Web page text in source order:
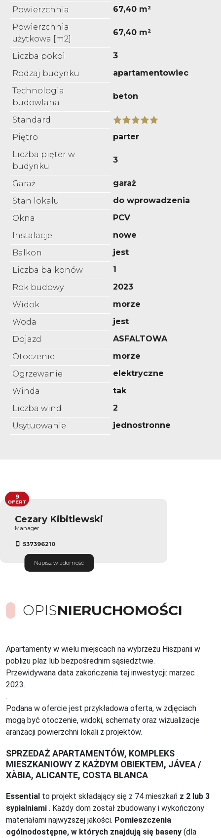
Powierzchnia
67,40 m²
Powierzchnia
użytkowa [m2]
67,40 m²
Liczba pokoi
3
Rodzaj budynku
apartamentowiec
Technologia
budowlana
beton
Standard
Piętro
parter
Liczba pięter w
budynku
3
Garaż
garaż
Stan lokalu
do wprowadzenia
Okna
PCV
Instalacje
nowe
Balkon
jest
Liczba balkonów
1
Rok budowy
2023
Widok
morze
Woda
jest
Dojazd
ASFALTOWA
Otoczenie
morze
Ogrzewanie
elektryczne
Winda
tak
Liczba wind
2
Usytuowanie
jednostronne
Cezary Kibitlewski
Manager
537396210
Napisz wiadomość
9
OFERT
OPISNIERUCHOMOŚCI
Apartamenty w wielu miejscach na wybrzeżu Hiszpanii w
pobliżu plaż lub bezpośrednim sąsiedztwie.
Przewidywana data zakończenia tej inwestycji: marzec
2023.
.
Podana w ofercie jest przykładowa oferta, w zdjęciach
mogą być otoczenie, widoki, schematy oraz wizualizacje
aranżacji powierzchni lokali z projektów.
SPRZEDAŻ APARTAMENTÓW, KOMPLEKS
MIESZKANIOWY Z KAŻDYM OBIEKTEM, JÁVEA /
XÀBIA, ALICANTE, COSTA BLANCA
Essential to projekt składający się z 74 mieszkań z 2 lub 3
sypialniami . Każdy dom został zbudowany i wykończony
materiałami najwyższej jakości. Pomieszczenia
ogólnodostępne, w których znajdują się baseny (dla